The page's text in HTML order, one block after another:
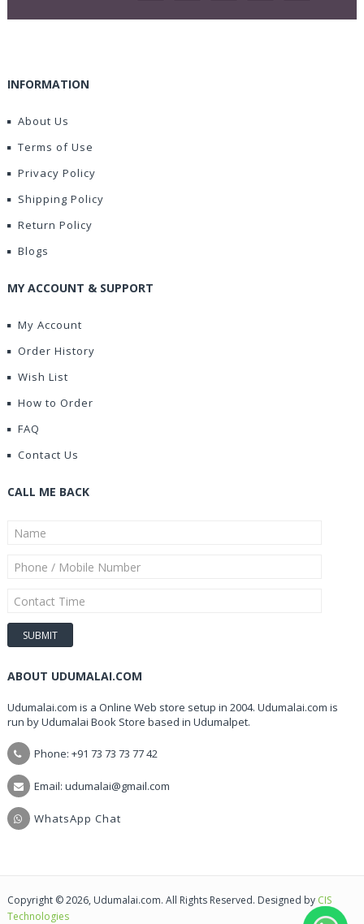
INFORMATION
About Us
Terms of Use
Privacy Policy
Shipping Policy
Return Policy
Blogs
MY ACCOUNT & SUPPORT
My Account
Order History
Wish List
How to Order
FAQ
Contact Us
CALL ME BACK
ABOUT UDUMALAI.COM
Udumalai.com is a Online Web store setup in 2004. Udumalai.com is
run by Udumalai Book Store based in Udumalpet.
Phone: +91 73 73 73 77 42
Email: udumalai@gmail.com
WhatsApp Chat
Copyright © 2026, Udumalai.com. All Rights Reserved. Designed by CIS
Technologies